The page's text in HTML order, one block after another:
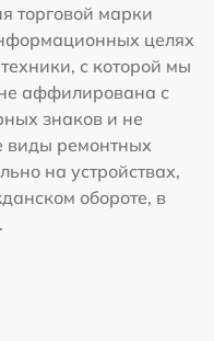
торговой марки
целях
с которой мы
аффилирована с
знаков и не
виды ремонтных
на устройствах,
обороте, в